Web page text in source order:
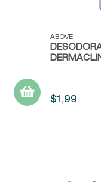
Vista
ABOVE
$1 ,99